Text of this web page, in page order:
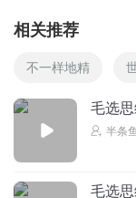
相关推荐
不一样地精
毛选
半条
毛选